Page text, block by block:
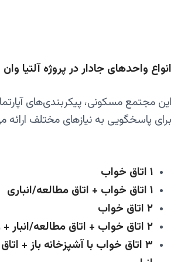
انواع واحدهای جادار در پروژه آلتیا وان
این مجتمع مسکونی، پیکربندی‌های
برای پاسخگویی به نیازهای مختلف ارائه
۱ اتاق خواب
۱ اتاق خواب + اتاق مطالعه/انباری
۲ اتاق خواب
۲ اتاق خواب + اتاق مطالعه/انبار + رختشویخانه
۳ اتاق خواب با آشپزخانه باز +